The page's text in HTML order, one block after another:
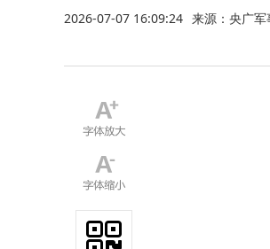
2026-07-07 16:09:24 来源：央广